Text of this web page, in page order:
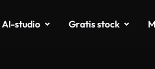
AI-studio Gratis stock